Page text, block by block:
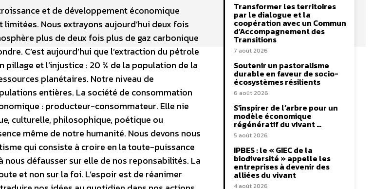
et de développement économique
Nous extrayons aujourd’hui deux fois
plus de deux fois plus de gaz carbonique
C’est aujourd’hui que l’extraction du pétrole
et l’injustice : 20 % de la population de la
planétaires. Notre niveau de
entières. La société de consommation
: producteur-consommateur. Elle nie
culturelle, philosophique, poétique ou
même de notre humanité. Nous devons nous
qui consiste à croire en la toute-puissance
nous défausser sur elle de nos reponsabilités. La
et non sur la foi. L’espoir est de réanimer
Transformer les territoires
par le dialogue et la
coopération avec un Commun
d’Accompagnement des
Transitions
7 août 2026
Soutenir un pastoralisme
durable en faveur de socio-
écosystèmes résilients
6 août 2026
S’inspirer de l’arbre pour un
modèle économique
régénératif du vivant …
5 août 2026
IPBES : le « GIEC de la
biodiversité » appelle les
entreprises à devenir des
alliées du vivant
4 août 2026